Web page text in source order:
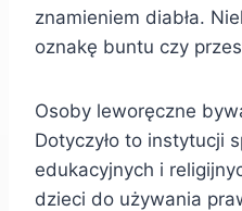
znamieniem diabła.
oznakę buntu czy
Osoby leworęczne
Dotyczyło to instytucji
edukacyjnych i
dzieci do używania